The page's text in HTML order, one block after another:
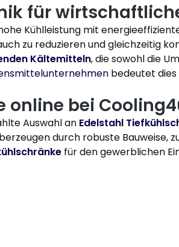
für
Kühlleistung mit
zu reduzieren und gleichzeitig
Kältemitteln, die sowohl die
bedeutet
online bei
Auswahl an Edelstahl
durch robuste Bauweise,
für den gewerblichen